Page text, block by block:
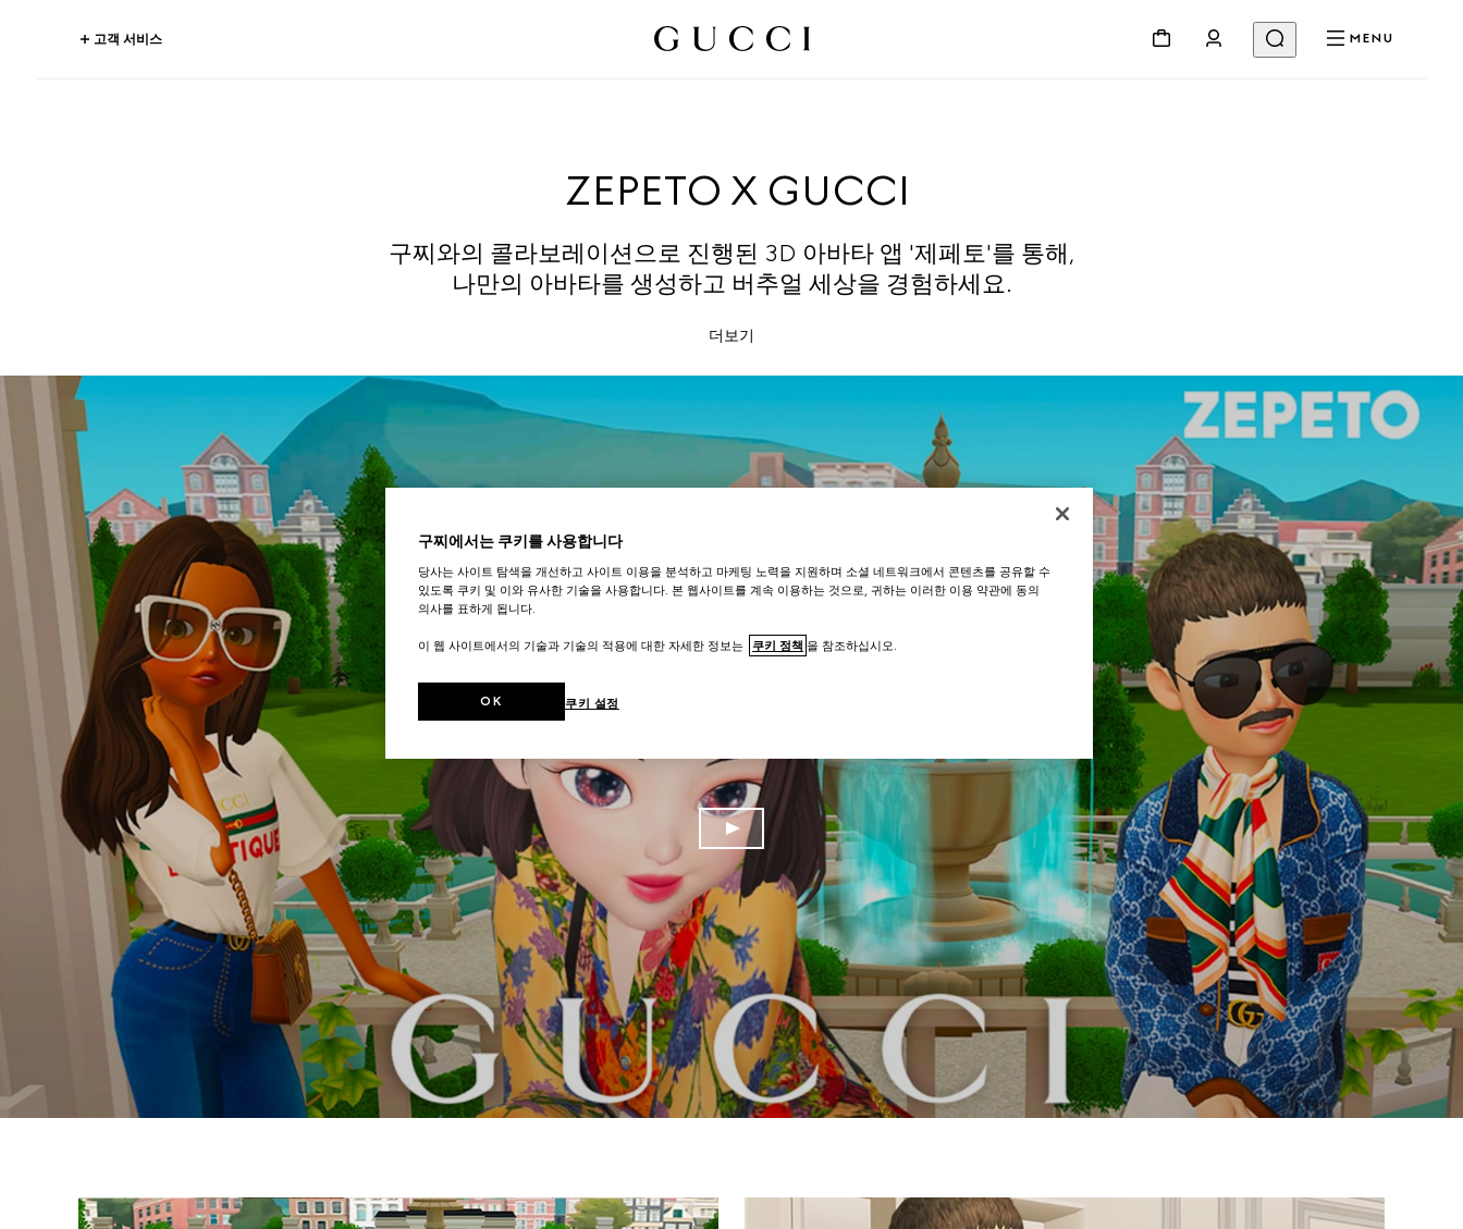
고객 서비스 MENU
ZEPETO X GUCCI
구찌와의 콜라보레이션으로 진행된 3D 아바타 앱 '제페토'를 통해,
나만의 아바타를 생성하고 버추얼 세상을 경험하세요.
더보기
구찌에서는 쿠키를 사용합니다
당사는 사이트 탐색을 개선하고 사이트 이용을 분석하고 마케팅 노력을 지원하며 소셜 네트워크에서 콘텐츠를 공유할 수
있도록 쿠키 및 이와 유사한 기술을 사용합니다. 본 웹사이트를 계속 이용하는 것으로, 귀하는 이러한 이용 약관에 동의
의사를 표하게 됩니다.
이 웹 사이트에서의 기술과 기술의 적용에 대한 자세한 정보는 쿠키 정책 을 참조하십시오.
쿠키 설정
OK